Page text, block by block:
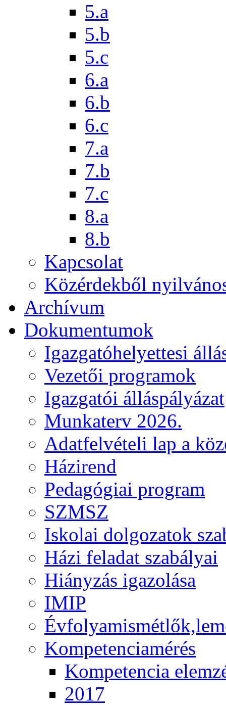
5.a
5.b
5.c
6.a
6.b
6.c
7.a
7.b
7.c
8.a
8.b
Kapcsolat
Közérdekből
Archívum
Dokumentumok
Igazgatóhelyettesi
Vezetői programok
Igazgatói álláspályázat
Munkaterv 2026.
Adatfelvételi lap a
Házirend
Pedagógiai program
SZMSZ
Iskolai dolgozatok
Házi feladat szabályai
Hiányzás igazolása
IMIP
Kompetenciamérés
Kompetencia
2017